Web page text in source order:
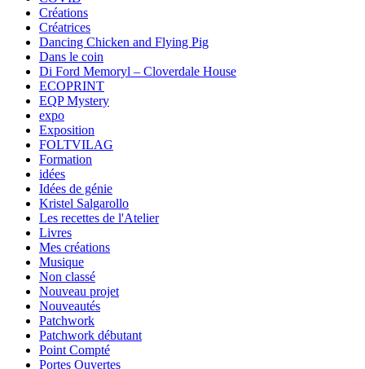
Créations
Créatrices
Dancing Chicken and Flying Pig
Dans le coin
Di Ford Memoryl – Cloverdale House
ECOPRINT
EQP Mystery
expo
Exposition
FOLTVILAG
Formation
idées
Idées de génie
Kristel Salgarollo
Les recettes de l'Atelier
Livres
Mes créations
Musique
Non classé
Nouveau projet
Nouveautés
Patchwork
Patchwork débutant
Point Compté
Portes Ouvertes